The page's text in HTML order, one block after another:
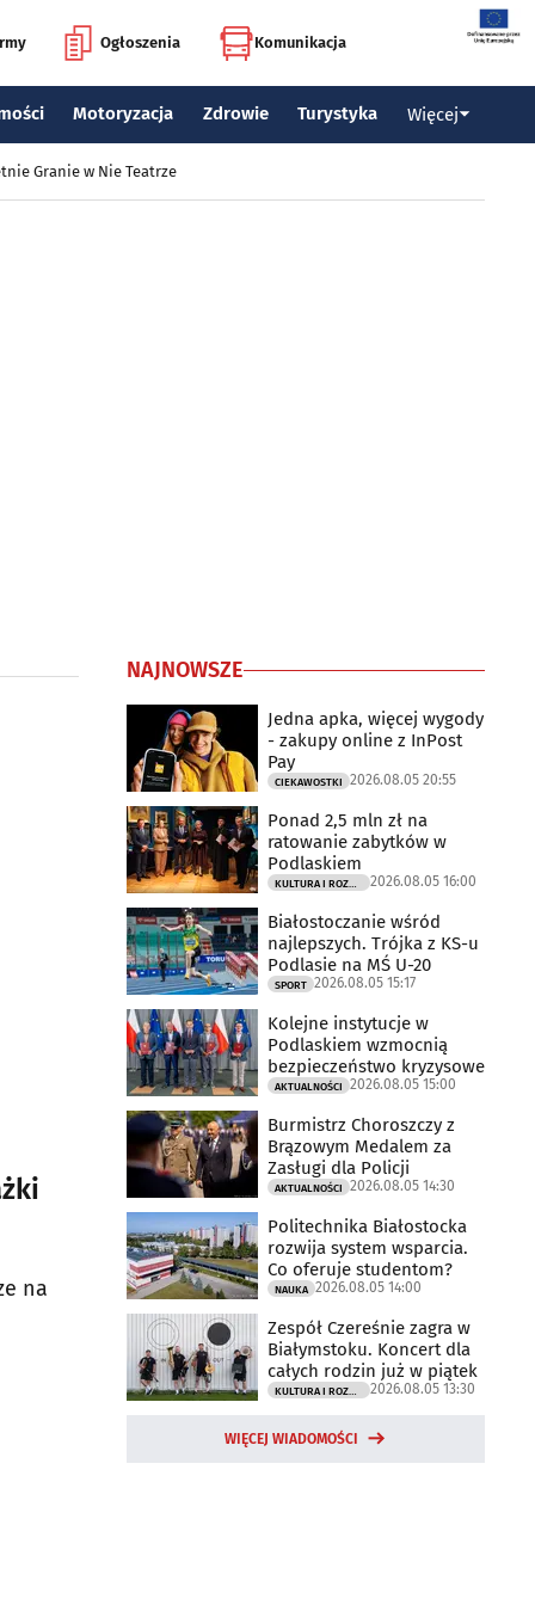
Ogłoszenia Komunikacja
Motoryzacja Zdrowie Turystyka Więcej
Granie w Nie Teatrze
na
NAJNOWSZE
Jedna apka, więcej wygody
- zakupy online z InPost
Pay
CIEKAWOSTKI 2026.08.05 20:55
Ponad 2,5 mln zł na
ratowanie zabytków w
Podlaskiem
2026.08.05 16:00
Białostoczanie wśród
najlepszych. Trójka z KS-u
Podlasie na MŚ U-20
SPORT 2026.08.05 15:17
Kolejne instytucje w
Podlaskiem wzmocnią
bezpieczeństwo kryzysowe
AKTUALNOŚCI 2026.08.05 15:00
Burmistrz Choroszczy z
Brązowym Medalem za
Zasługi dla Policji
AKTUALNOŚCI 2026.08.05 14:30
Politechnika Białostocka
rozwija system wsparcia.
Co oferuje studentom?
NAUKA 2026.08.05 14:00
Zespół Czereśnie zagra w
Białymstoku. Koncert dla
całych rodzin już w piątek
2026.08.05 13:30
WIĘCEJ WIADOMOŚCI